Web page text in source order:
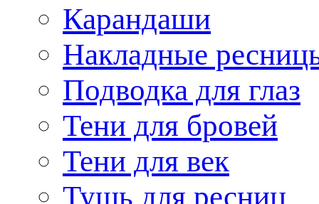
Карандаши
Накладные
Подводка для глаз
Тени для бровей
Тени для век
Тушь для ресниц